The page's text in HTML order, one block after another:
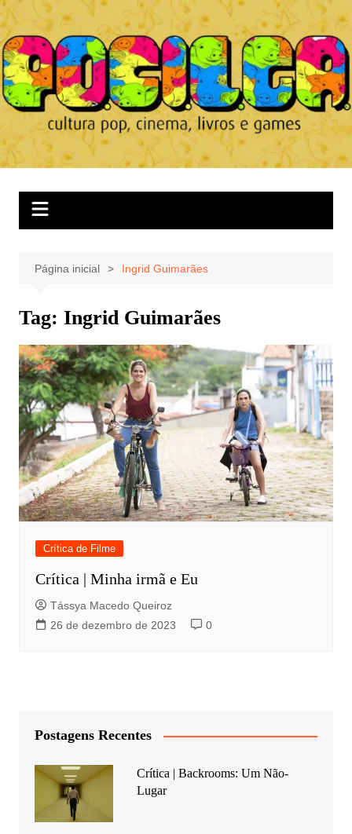
Ir
para
o
conteúdo
Página inicial Ingrid Guimarães
Tag: Ingrid Guimarães
Crítica de Filme
Crítica | Minha irmã e Eu
Tássya Macedo Queiroz
26 de dezembro de 2023
0
Postagens Recentes
Crítica | Backrooms: Um Não-
Lugar